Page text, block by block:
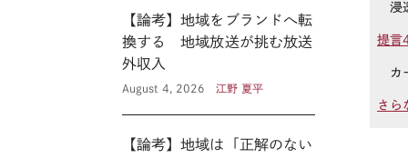
浸
提言
カ
さら
【論考】地域をブランドへ転
換する 地域放送が挑む放送
外収入
August 4, 2026 江野 夏平
【論考】地域は「正解のない